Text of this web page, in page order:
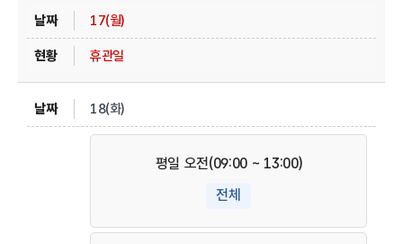
17(월)
휴관일
18(화)
평일 오전(09:00 ~ 13:00)
전체